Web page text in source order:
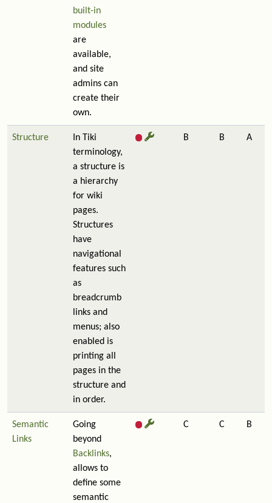
built-in
modules
are
available,
and site
admins can
create their
own.
Structure
In Tiki
terminology,
a structure is
a hierarchy
for wiki
pages.
Structures
have
navigational
features such
as
breadcrumb
links and
menus; also
enabled is
printing all
pages in the
structure and
in order.
B B A
Semantic
Links
Going
beyond
Backlinks,
allows to
define some
semantic
C C B